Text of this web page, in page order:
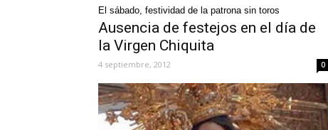
El sábado, festividad de la patrona sin toros
Ausencia de festejos en el día de
la Virgen Chiquita
4 septiembre, 2012 0